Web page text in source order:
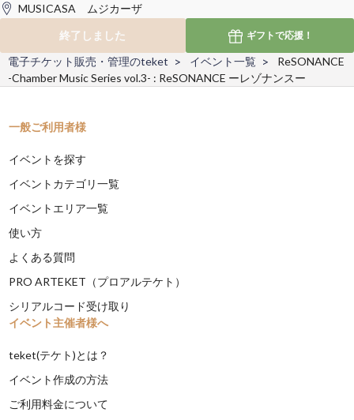
MUSICASA ムジカーザ
終了しました
ギフトで応援！
電子チケット販売・管理のteket イベント一覧
ReSONANCE
-Chamber Music Series vol.3- : ReSONANCE ーレゾナンスー
一般ご利用者様
イベントを探す
イベントカテゴリ一覧
イベントエリア一覧
使い方
よくある質問
PRO ARTEKET（プロアルテケト）
シリアルコード受け取り
イベント主催者様へ
teket(テケト)とは？
イベント作成の方法
ご利用料金について